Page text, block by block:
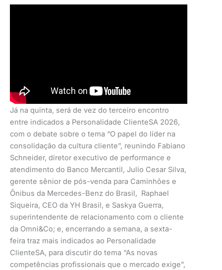
Já na quinta, será de vez do terceiro encontro
entre indicados a Personalidade ClienteSA 2026,
com o debate sobre o tema “O papel do líder na
consolidação da cultura cliente”, reunindo Fabiano
Schneider, diretor executivo de performance e
atendimento do Banco Mercantil, Julio Cesar Silva,
gerente sênior de pós-venda para Caminhões e
Ônibus da Mercedes-Benz do Brasil, Raphael
Siqueira, CEO da YH Brasil, e Saskya Guerra,
superintendente de relacionamento com o cliente
da Omni&Co; e, encerrando a semana, a sexta-
feira traz mais indicados ao Personalidade
ClienteSA, para discutir do tema “As novas
competências profissionais que o mercado exige”,